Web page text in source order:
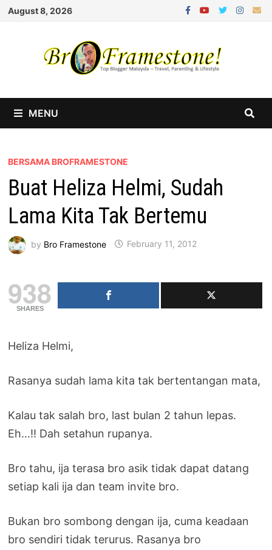
Skip
August 8, 2026
MENU
BERSAMA BROFRAMESTONE
Buat Heliza Helmi, Sudah
Lama Kita Tak Bertemu
by Bro Framestone February 11, 2012
938
SHARES
Heliza Helmi,
Rasanya sudah lama kita tak bertentangan mata,
Kalau tak salah bro, last bulan 2 tahun lepas.
Eh…!! Dah setahun rupanya.
Bro tahu, ija terasa bro asik tidak dapat datang
setiap kali ija dan team invite bro.
Bukan bro sombong dengan ija, cuma keadaan
bro sendiri tidak terurus. Rasanya bro